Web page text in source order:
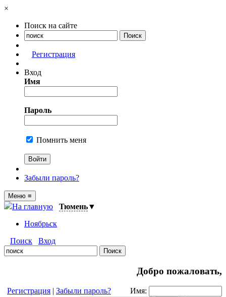
×
Поиск на сайте
Регистрация
Вход
Имя
Пароль
Помнить меня
Забыли пароль?
Меню ≡
На главную Тюмень▼
Ноябрьск
Поиск
Вход
Добро пожаловать,
Регистрация | Забыли пароль?
Имя: